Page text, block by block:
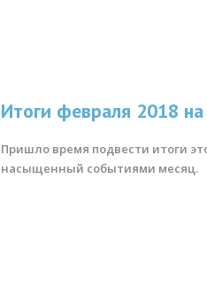
Итоги февраля 2018
Пришло время подвести итоги
насыщенный событиями месяц.